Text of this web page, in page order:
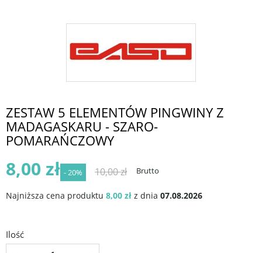
ZESTAW 5 ELEMENTÓW PINGWINY Z
MADAGASKARU - SZARO-
POMARAŃCZOWY
8,00 zł - 20% 10,00 zł Brutto
Najniższa cena produktu 8,00 zł z dnia 07.08.2026
Ilość